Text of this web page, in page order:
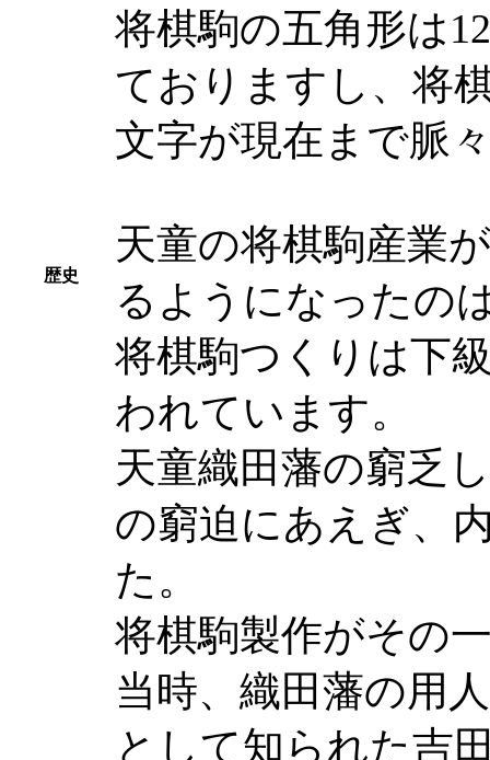
歴史
将棋駒の五角形は
ておりますし、将
文字が現在まで脈
天童の将棋駒産業
るようになったの
将棋駒つくりは下
われています。
天童織田藩の窮乏
の窮迫にあえぎ、
た。
将棋駒製作がその
当時、織田藩の用
として知られた吉